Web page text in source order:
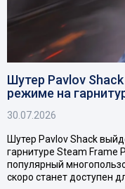
Шутер Pavlov
режиме на
30.07.2026
Шутер Pavlov Shack
гарнитуре Steam Frame
популярный
скоро станет доступен